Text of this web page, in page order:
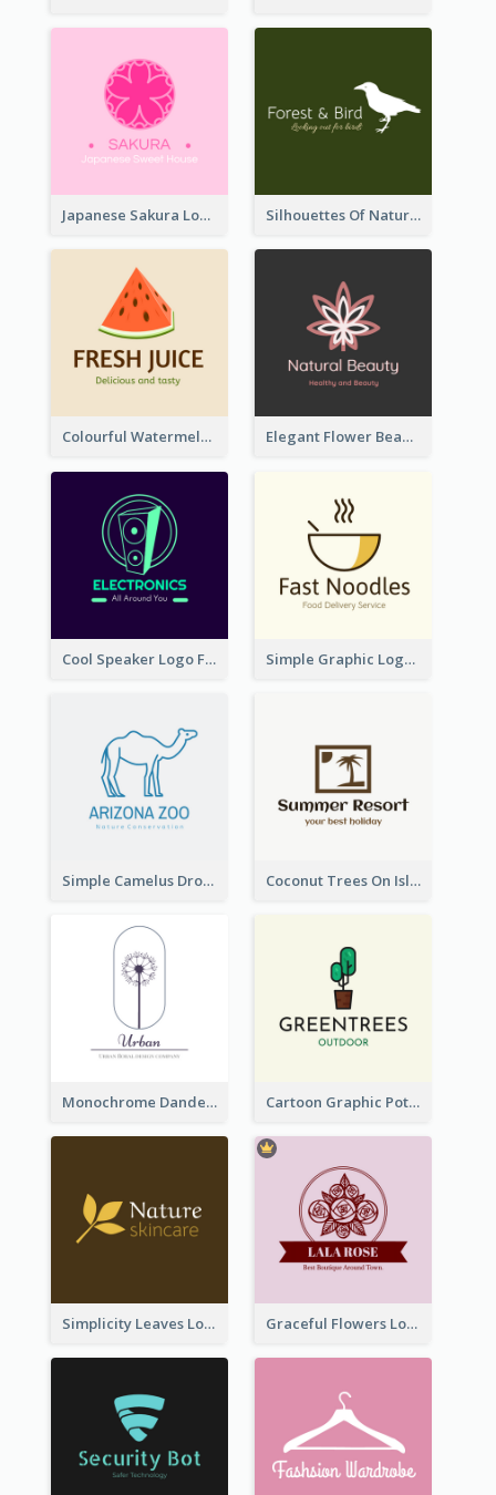
Japanese Sakura Logo In Round Shape Silhouettes Of Natural Elements Logo
Colourful Watermelon Logo Elegant Flower Beauty Logo
Cool Speaker Logo For Electronic Components Store Simple Graphic Logo Of Noodles
Simple Camelus Dromedary Logo Coconut Trees On Island Logo For Holiday Travelling
Monochrome Dandelion Flower Logo Cartoon Graphic Potted Plant Logo
Simplicity Leaves Logo For Body Care Store Graceful Flowers Logo In Round Shape